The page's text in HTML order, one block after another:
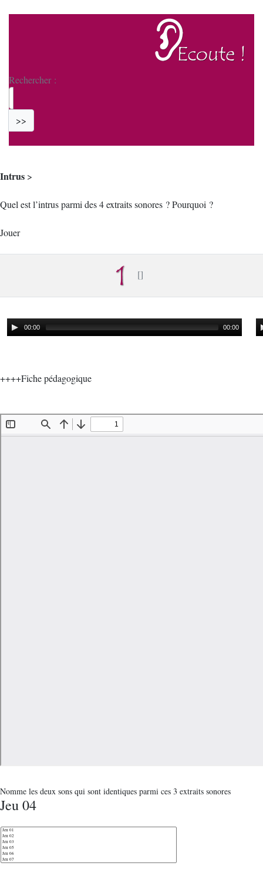
Rechercher :
>>
Intrus >
Quel est l’intrus parmi des 4 extraits sonores ? Pourquoi ?
Jouer
00:00 00:00
++++Fiche pédagogique
Nomme les deux sons qui sont identiques parmi ces 3 extraits sonores
Jeu 04